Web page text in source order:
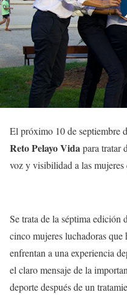
El próximo 10 de septiembre
Reto Pelayo Vidapara tratar
voz y visibilidad a las mujeres
Se trata de la séptima edición
cinco mujeres luchadoras que
enfrentan a una experiencia
el claro mensaje de la
deporte después de un